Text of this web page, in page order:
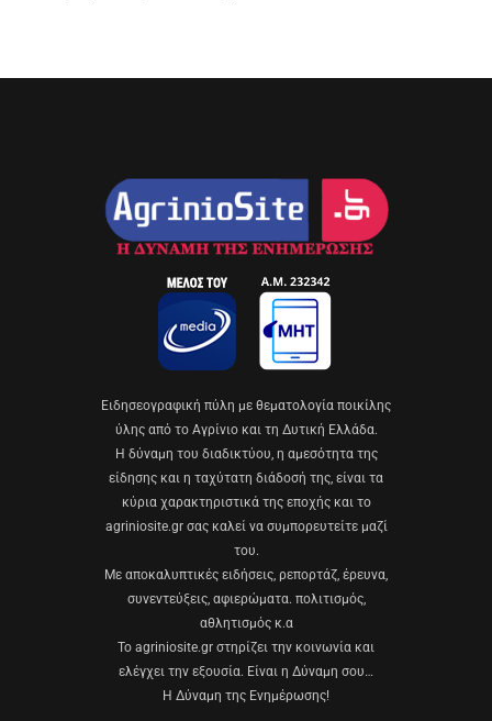
Eιδησεογραφική πύλη με θεματολογία ποικίλης
ύλης από το Αγρίνιο και τη Δυτική Ελλάδα.
Η δύναμη του διαδικτύου, η αμεσότητα της
είδησης και η ταχύτατη διάδοσή της, είναι τα
κύρια χαρακτηριστικά της εποχής και το
agriniosite.gr σας καλεί να συμπορευτείτε μαζί
του.
Με αποκαλυπτικές ειδήσεις, ρεπορτάζ, έρευνα,
συνεντεύξεις, αφιερώματα. πολιτισμός,
αθλητισμός κ.α
Το agriniosite.gr στηρίζει την κοινωνία και
ελέγχει την εξουσία. Είναι η Δύναμη σου…
Η Δύναμη της Ενημέρωσης!